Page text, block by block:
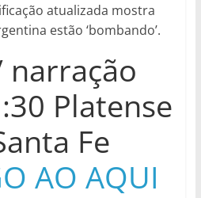
atualizada mostra
estão ‘bombando’.
Platense
Fe
AO AQUI